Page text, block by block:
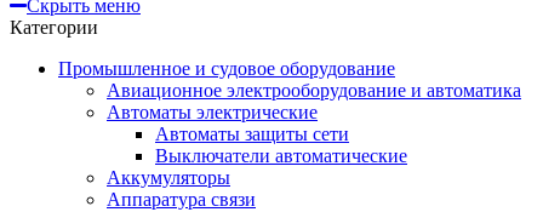
Скрыть меню
Категории
Промышленное и судовое оборудование
Авиационное электрооборудование и автоматика
Автоматы электрические
Автоматы защиты сети
Выключатели автоматические
Аккумуляторы
Аппаратура связи